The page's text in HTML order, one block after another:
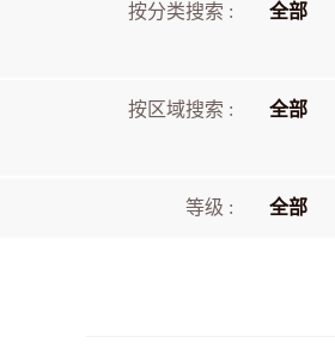
按分类搜索 : 全部
按区域搜索 : 全部
等级 : 全部